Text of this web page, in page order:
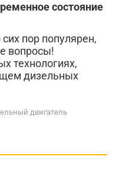
состояние
пор популярен,
вопросы!
технологиях,
дизельных
двигатель